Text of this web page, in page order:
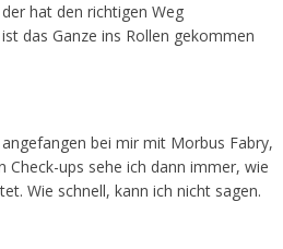
hat den richtigen Weg
das Ganze ins Rollen gekommen
bei mir mit Morbus Fabry,
Check-ups sehe ich dann immer, wie
Wie schnell, kann ich nicht sagen.